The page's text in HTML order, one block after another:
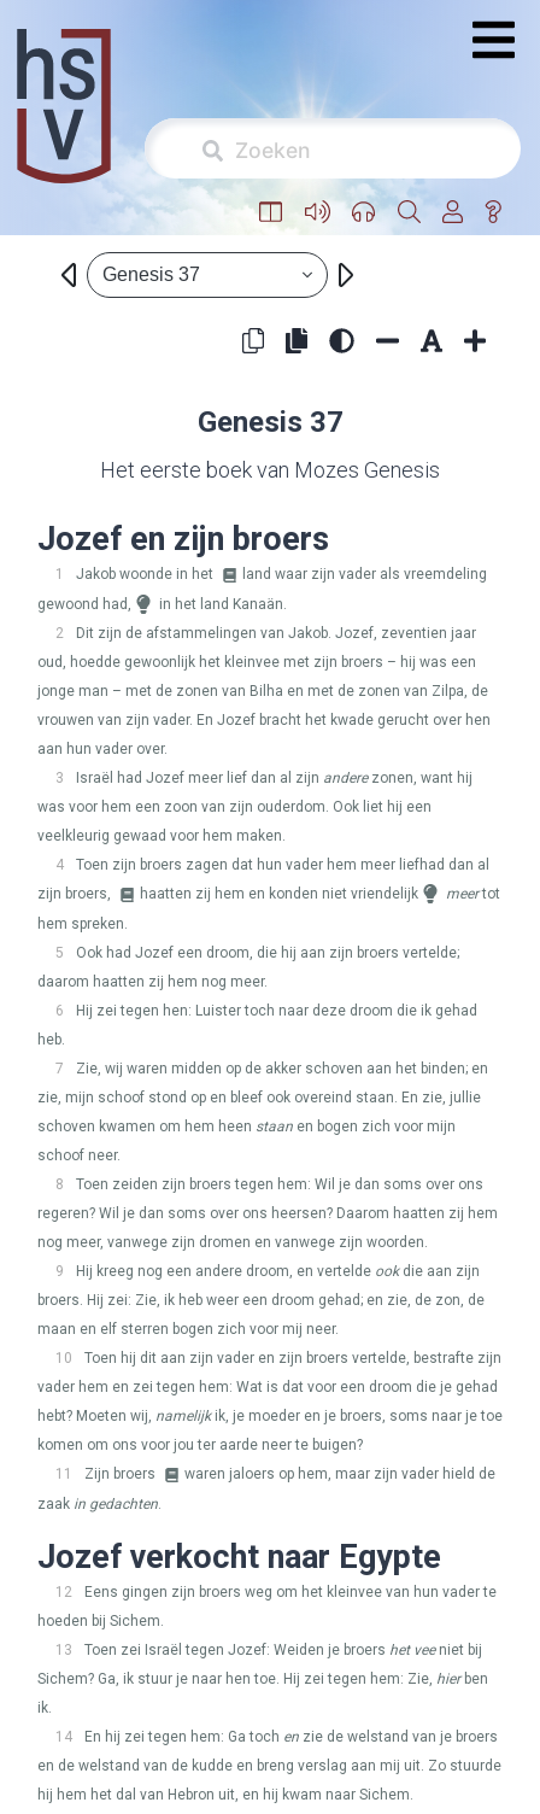
Genesis 37
Genesis 37
Het eerste boek van Mozes Genesis
Jozef en zijn broers
1 Jakob woonde in het
land waar zijn vader als vreemdeling
gewoond had,
in het land Kanaän.
2
Dit zijn de afstammelingen van Jakob. Jozef, zeventien jaar
oud, hoedde gewoonlijk het kleinvee met zijn broers – hij was een
jonge man – met de zonen van Bilha en met de zonen van Zilpa, de
vrouwen van zijn vader. En Jozef bracht het kwade gerucht over hen
aan hun vader over.
3
Israël had Jozef meer lief dan al zijn anderezonen, want hij
was voor hem een zoon van zijn ouderdom. Ook liet hij een
veelkleurig gewaad voor hem maken.
4
Toen zijn broers zagen dat hun vader hem meer liefhad dan al
zijn broers,
haatten zij hem en konden niet vriendelijk meertot
hem spreken.
5
Ook had Jozef een droom, die hij aan zijn broers vertelde;
daarom haatten zij hem nog meer.
6
Hij zei tegen hen: Luister toch naar deze droom die ik gehad
heb.
7
Zie, wij waren midden op de akker schoven aan het binden; en
zie, mijn schoof stond op en bleef ook overeind staan. En zie, jullie
schoven kwamen om hem heen staan en bogen zich voor mijn
schoof neer.
8
Toen zeiden zijn broers tegen hem: Wil je dan soms over ons
regeren? Wil je dan soms over ons heersen? Daarom haatten zij hem
nog meer, vanwege zijn dromen en vanwege zijn woorden.
9
Hij kreeg nog een andere droom, en vertelde ookdie aan zijn
broers. Hij zei: Zie, ik heb weer een droom gehad; en zie, de zon, de
maan en elf sterren bogen zich voor mij neer.
10
Toen hij dit aan zijn vader en zijn broers vertelde, bestrafte zijn
vader hem en zei tegen hem: Wat is dat voor een droom die je gehad
hebt? Moeten wij, namelijkik, je moeder en je broers, soms naar je toe
komen om ons voor jou ter aarde neer te buigen?
11
Zijn broers
waren jaloers op hem, maar zijn vader hield de
zaak in gedachten.
Jozef verkocht naar Egypte
12
Eens gingen zijn broers weg om het kleinvee van hun vader te
hoeden bij Sichem.
13
Toen zei Israël tegen Jozef: Weiden je broers het veeniet bij
Sichem? Ga, ik stuur je naar hen toe. Hij zei tegen hem: Zie, hierben
ik.
14
En hij zei tegen hem: Ga toch en zie de welstand van je broers
en de welstand van de kudde en breng verslag aan mij uit. Zo stuurde
hij hem het dal van Hebron uit, en hij kwam naar Sichem.